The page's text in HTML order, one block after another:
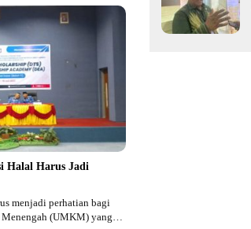
Halal Harus Jadi
menjadi perhatian bagi
(UMKM) yang…